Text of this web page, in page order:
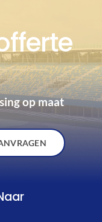
op maat